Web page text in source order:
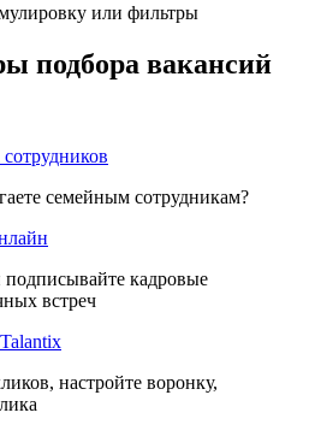
или фильтры
подбора вакансий
семейным сотрудникам?
подписывайте кадровые
встреч
настройте воронку,